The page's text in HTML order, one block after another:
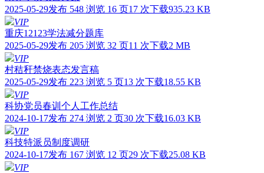
2025-05-29发布 548 浏览 16 页17 次下载935.23 KB
VIP
重庆12123学法减分题库
2025-05-29发布 205 浏览 32 页11 次下载2 MB
VIP
村秸秆禁烧表态发言稿
2025-05-29发布 223 浏览 5 页13 次下载18.55 KB
VIP
科协党员春训个人工作总结
2024-10-17发布 274 浏览 2 页30 次下载16.03 KB
VIP
科技特派员制度调研
2024-10-17发布 167 浏览 12 页29 次下载25.08 KB
VIP